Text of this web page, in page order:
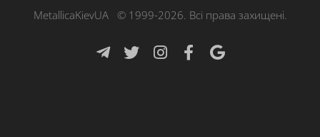
MetallicaKievUA © 1999-2026. Всі права захищені.